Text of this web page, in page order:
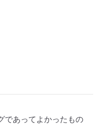
であってよかったもの